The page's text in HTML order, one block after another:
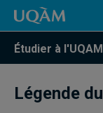
Étudier à l'UQAM
Légende